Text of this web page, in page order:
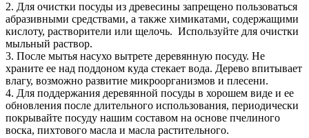
2. Для очистки посуды из древесины запрещено пользоваться
абразивными средствами, а также химикатами, содержащими
кислоту, растворители или щелочь. Используйте для очистки
мыльный раствор.
3. После мытья насухо вытрете деревянную посуду. Не
храните ее над поддоном куда стекает вода. Дерево впитывает
влагу, возможно развитие микроорганизмов и плесени.
4. Для поддержания деревянной посуды в хорошем виде и ее
обновления после длительного использования, периодически
покрывайте посуду нашим составом на основе пчелиного
воска, пихтового масла и масла растительного.